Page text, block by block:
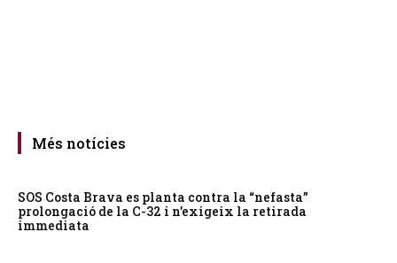
Més notícies
SOS Costa Brava es planta contra la “nefasta”
prolongació de la C-32 i n’exigeix la retirada
immediata